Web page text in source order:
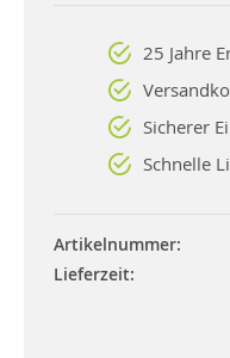
25 Jahre
Sicherer
Schnelle
Artikelnummer
Lieferzeit